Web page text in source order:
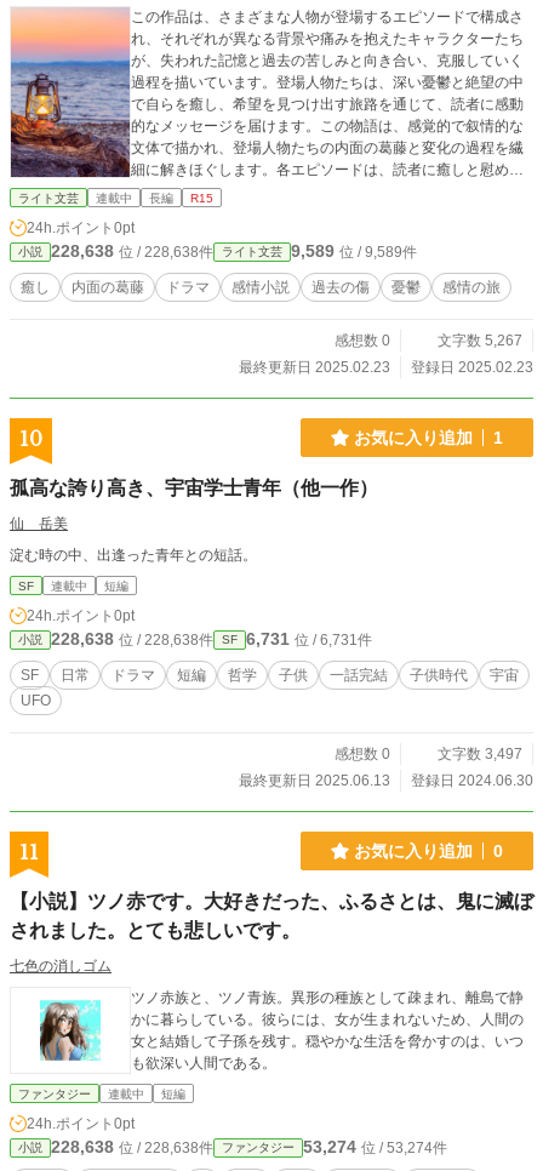
この作品は、さまざまな人物が登場するエピソードで構成さ
れ、それぞれが異なる背景や痛みを抱えたキャラクターたち
が、失われた記憶と過去の苦しみと向き合い、克服していく
過程を描いています。登場人物たちは、深い憂鬱と絶望の中
で自らを癒し、希望を見つけ出す旅路を通じて、読者に感動
的なメッセージを届けます。この物語は、感覚的で叙情的な
文体で描かれ、登場人物たちの内面の葛藤と変化の過程を繊
細に解きほぐします。各エピソードは、読者に癒しと慰めを
与え、過去の傷を乗り越え、新しい人生へと向かう勇気と希
ライト文芸 連載中 長編 R15
24h.ポイント 0pt
小説 228,638 位 / 228,638件 ライト文芸 9,589 位 / 9,589件
癒し 内面の葛藤 ドラマ 感情小説 過去の傷 憂鬱 感情の旅
感想数 0
文字数 5,267
最終更新日 2025.02.23
登録日 2025.02.23
10 お気に入り追加 1
孤高な誇り高き、宇宙学士青年（他一作）
仙 岳美
淀む時の中、出逢った青年との短話。
SF 連載中 短編
24h.ポイント 0pt
小説 228,638 位 / 228,638件 SF 6,731 位 / 6,731件
SF 日常 ドラマ 短編 哲学 子供 一話完結 子供時代
宇宙
UFO
感想数 0
文字数 3,497
最終更新日 2025.06.13
登録日 2024.06.30
11 お気に入り追加 0
【小説】ツノ赤です。大好きだった、ふるさとは、鬼に滅ぼ
されました。とても悲しいです。
七色の消しゴム
ツノ赤族と、ツノ青族。異形の種族として疎まれ、離島で静
かに暮らしている。彼らには、女が生まれないため、人間の
女と結婚して子孫を残す。穏やかな生活を脅かすのは、いつ
も欲深い人間である。
ファンタジー 連載中 短編
24h.ポイント 0pt
小説 228,638 位 / 228,638件 ファンタジー 53,274 位 / 53,274件